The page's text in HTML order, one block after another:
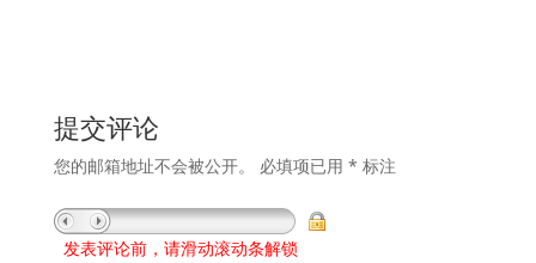
提交评论
您的邮箱地址不会被公开。 必填项已用 * 标注
发表评论前，请滑动滚动条解锁